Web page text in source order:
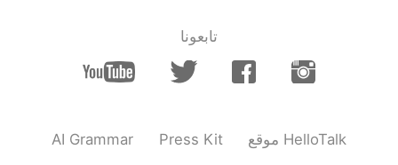
2021.08.28 12:32
JP
EN
there pics taken in England??
تابعونا
AI Grammar Press Kit موقع HelloTalk